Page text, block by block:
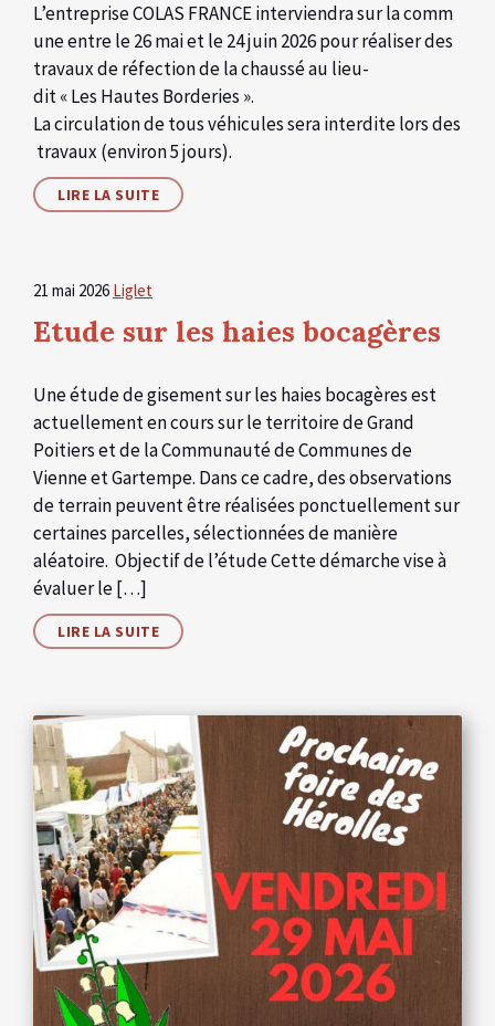
L’entreprise COLAS FRANCE interviendra sur la comm
une entre le 26 mai et le 24 juin 2026 pour réaliser des
travaux de réfection de la chaussé au lieu-
dit « Les Hautes Borderies ».
La circulation de tous véhicules sera interdite lors des
travaux (environ 5 jours).
LIRE LA SUITE
21 mai 2026 Liglet
Etude sur les haies bocagères
Une étude de gisement sur les haies bocagères est
actuellement en cours sur le territoire de Grand
Poitiers et de la Communauté de Communes de
Vienne et Gartempe. Dans ce cadre, des observations
de terrain peuvent être réalisées ponctuellement sur
certaines parcelles, sélectionnées de manière
aléatoire. Objectif de l’étude Cette démarche vise à
évaluer le […]
LIRE LA SUITE